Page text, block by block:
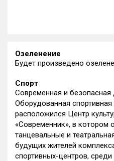
Озеленение
Будет произведено
Спорт
Современная и
Оборудованная
расположился Центр
«Современник», в котором
танцевальные и
будущих жителей
спортивных-центров,